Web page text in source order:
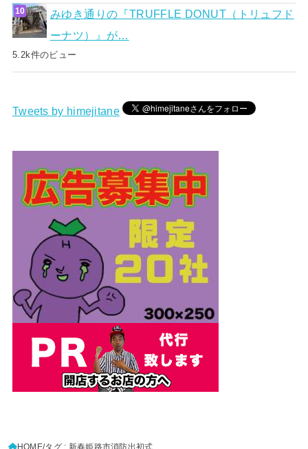
みゆき通りの『TRUFFLE DONUT（トリュフド
ーナツ）』が…
5.2k件のビュー
Tweets by himejitane
HOME タグ : 新春姫路市消防出初式